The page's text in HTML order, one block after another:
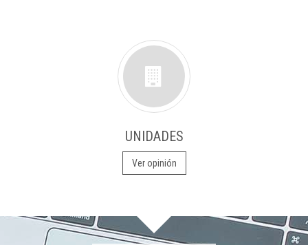
UNIDADES
Ver opinión